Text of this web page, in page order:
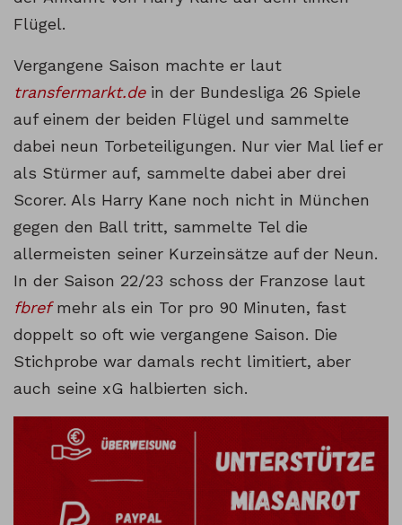
Flügel.
Vergangene Saison machte er laut
transfermarkt.dein der Bundesliga 26 Spiele
auf einem der beiden Flügel und sammelte
dabei neun Torbeteiligungen. Nur vier Mal lief er
als Stürmer auf, sammelte dabei aber drei
Scorer. Als Harry Kane noch nicht in München
gegen den Ball tritt, sammelte Tel die
allermeisten seiner Kurzeinsätze auf der Neun.
In der Saison 22/23 schoss der Franzose laut
fbrefmehr als ein Tor pro 90 Minuten, fast
doppelt so oft wie vergangene Saison. Die
Stichprobe war damals recht limitiert, aber
auch seine xG halbierten sich.